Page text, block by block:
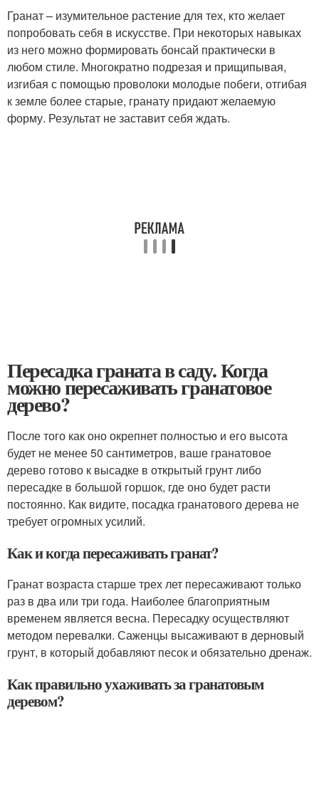
Гранат – изумительное растение для тех, кто желает
попробовать себя в искусстве. При некоторых навыках
из него можно формировать бонсай практически в
любом стиле. Многократно подрезая и прищипывая,
изгибая с помощью проволоки молодые побеги, отгибая
к земле более старые, гранату придают желаемую
форму. Результат не заставит себя ждать.
Пересадка граната в саду. Когда
можно пересаживать гранатовое
дерево?
После того как оно окрепнет полностью и его высота
будет не менее 50 сантиметров, ваше гранатовое
дерево готово к высадке в открытый грунт либо
пересадке в большой горшок, где оно будет расти
постоянно. Как видите, посадка гранатового дерева не
требует огромных усилий.
Как и когда пересаживать гранат?
Гранат возраста старше трех лет пересаживают только
раз в два или три года. Наиболее благоприятным
временем является весна. Пересадку осуществляют
методом перевалки. Саженцы высаживают в дерновый
грунт, в который добавляют песок и обязательно дренаж.
Как правильно ухаживать за гранатовым
деревом?